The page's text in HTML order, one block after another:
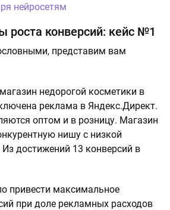
нейросетям
роста конверсий: кейс №1
представим вам
недорогой косметики в
реклама в Яндекс.Директ.
оптом и в розницу. Магазин
нишу с низкой
достижений 13 конверсий в
привести максимальное
при доле рекламных расходов